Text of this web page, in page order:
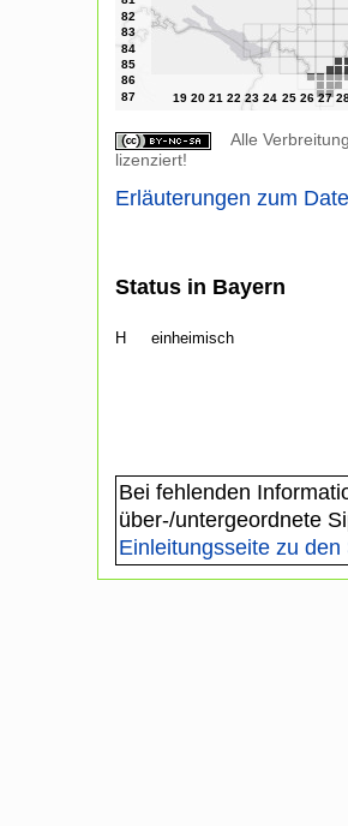
Alle
lizenziert!
Erläuterungen zum
Status in Bayern
H einheimisch
Bei fehlenden
über-/untergeordnete
Einleitungsseite zu den